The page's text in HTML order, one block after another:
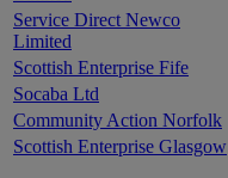
Service Direct Newco
Limited
Scottish Enterprise Fife
Socaba Ltd
Community Action Norfolk
Scottish Enterprise Glasgow